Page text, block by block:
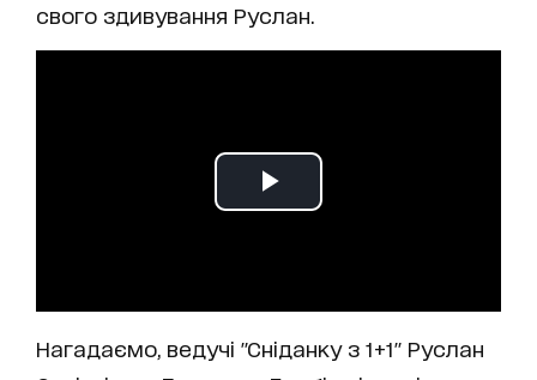
свого здивування Руслан.
Нагадаємо, ведучі "Сніданку з 1+1" Руслан